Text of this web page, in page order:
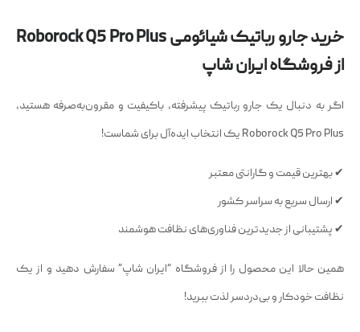
خرید جارو رباتیک شیائومی Roborock Q5 Pro Plus
از فروشگاه ایران شاپ
اگر به دنبال یک جارو رباتیک پیشرفته، باکیفیت و مقرون‌به‌صرفه هستید،
Roborock Q5 Pro Plus یک انتخاب ایده‌آل برای شماست!
✔ بهترین قیمت و گارانتی معتبر
✔ ارسال سریع به سراسر کشور
✔ پشتیبانی از جدیدترین فناوری‌های نظافت هوشمند
همین حالا این محصول را از فروشگاه “ایران شاپ” سفارش دهید و از یک
نظافت خودکار و بی‌دردسر لذت ببرید!